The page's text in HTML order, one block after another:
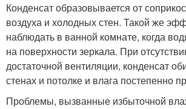
Конденсат образовывается от
воздуха и холодных стен. Такой же
наблюдать в ванной комнате, когда
на поверхности зеркала. При
достаточной вентиляции, конденсат
стенах и потолке и влага постепенно
Проблемы, вызванные избыточной